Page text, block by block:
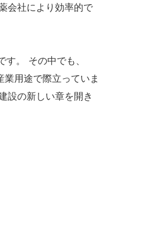
会社により効率的で
。 その中でも、
用途で際立っていま
設の新しい章を開き